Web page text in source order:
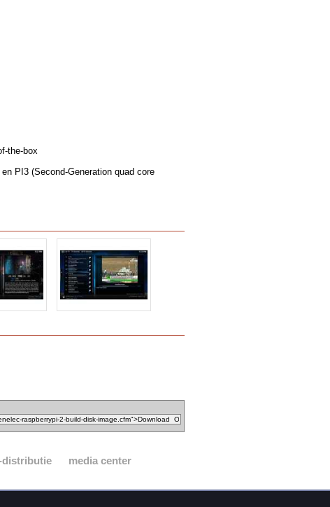
the-box
PI3 (Second-Generation quad core
distributie media center